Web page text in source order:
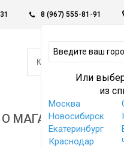
8 (967) 555-81-91
Или
из
Москва
Новосибирск
Екатеринбург
Краснодар
КОРЗИНА -
0
О МАГАЗИНЕ